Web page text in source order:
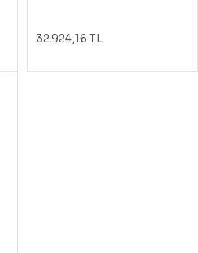
32.924,16 TL